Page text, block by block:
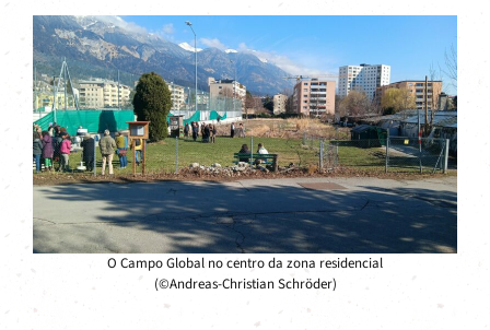
O Campo Global no centro da zona residencial
(©Andreas-Christian Schröder)